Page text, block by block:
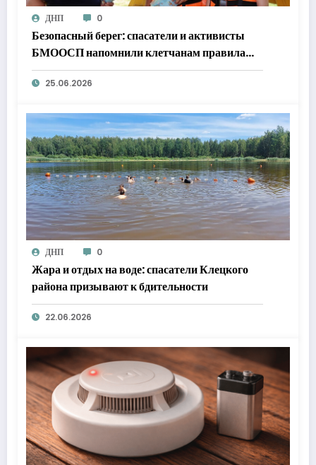
ДНП 0
Безопасный берег: спасатели и активисты
БМООСП напомнили клетчанам правила
поведения у воды
25.06.2026
ДНП 0
Жара и отдых на воде: спасатели Клецкого
района призывают к бдительности
22.06.2026